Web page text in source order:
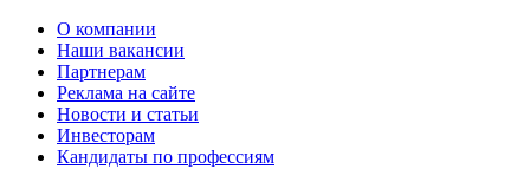
О компании
Наши вакансии
Партнерам
Реклама на сайте
Новости и статьи
Инвесторам
Кандидаты по профессиям